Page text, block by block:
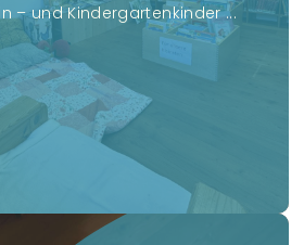
– und Kindergartenkinder ...